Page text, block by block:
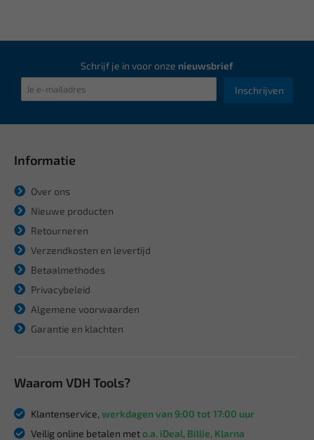
Schrijf je in voor onze nieuwsbrief
Inschrijven
Informatie
Over ons
Nieuwe producten
Retourneren
Verzendkosten en levertijd
Betaalmethodes
Privacybeleid
Algemene voorwaarden
Garantie en klachten
Waarom VDH Tools?
Klantenservice, werkdagen van 9:00 tot 17:00 uur
Veilig online betalen meto.a. iDeal, Billie, Klarna